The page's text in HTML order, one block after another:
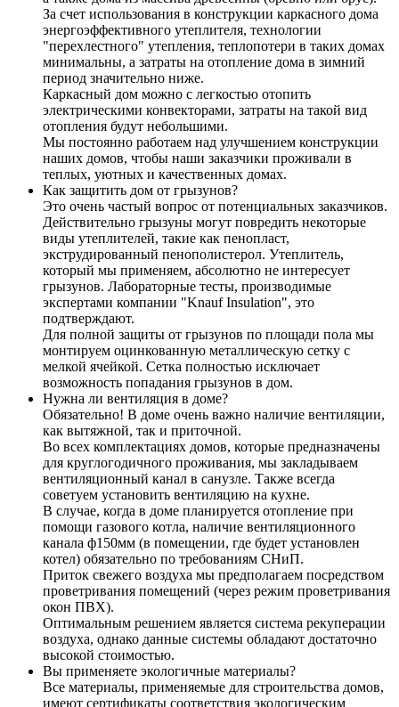
За счет использования в конструкции каркасного дома
энергоэффективного утеплителя, технологии
"перехлестного" утепления, теплопотери в таких домах
минимальны, а затраты на отопление дома в зимний
период значительно ниже.
Каркасный дом можно с легкостью отопить
электрическими конвекторами, затраты на такой вид
отопления будут небольшими.
Мы постоянно работаем над улучшением конструкции
наших домов, чтобы наши заказчики проживали в
теплых, уютных и качественных домах.
Как защитить дом от грызунов?
Это очень частый вопрос от потенциальных заказчиков.
Действительно грызуны могут повредить некоторые
виды утеплителей, такие как пенопласт,
экструдированный пенополистерол. Утеплитель,
который мы применяем, абсолютно не интересует
грызунов. Лабораторные тесты, производимые
экспертами компании "Knauf Insulation", это
подтверждают.
Для полной защиты от грызунов по площади пола мы
монтируем оцинкованную металлическую сетку с
мелкой ячейкой. Сетка полностью исключает
возможность попадания грызунов в дом.
Нужна ли вентиляция в доме?
Обязательно! В доме очень важно наличие вентиляции,
как вытяжной, так и приточной.
Во всех комплектациях домов, которые предназначены
для круглогодичного проживания, мы закладываем
вентиляционный канал в санузле. Также всегда
советуем установить вентиляцию на кухне.
В случае, когда в доме планируется отопление при
помощи газового котла, наличие вентиляционного
канала ф150мм (в помещении, где будет установлен
котел) обязательно по требованиям СНиП.
Приток свежего воздуха мы предполагаем посредством
проветривания помещений (через режим проветривания
окон ПВХ).
Оптимальным решением является система рекуперации
воздуха, однако данные системы обладают достаточно
высокой стоимостью.
Вы применяете экологичные материалы?
Все материалы, применяемые для строительства домов,
имеют сертификаты соответствия экологическим